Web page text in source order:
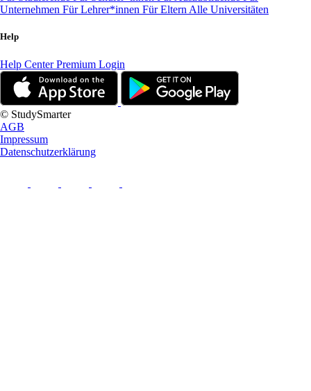
Unternehmen Für Lehrer*innen Für Eltern Alle Universitäten
Help
Help CenterPremium Login
© StudySmarter
AGB
Impressum
Datenschutzerklärung